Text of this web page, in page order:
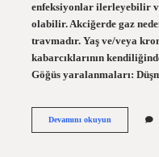
enfeksiyonlar ilerleyebilir
olabilir. Akciğerde gaz
travmadır. Yaş ve/veya
kabarcıklarının
Göğüs yaralanmaları:
Devamını okuyunAkciğerde